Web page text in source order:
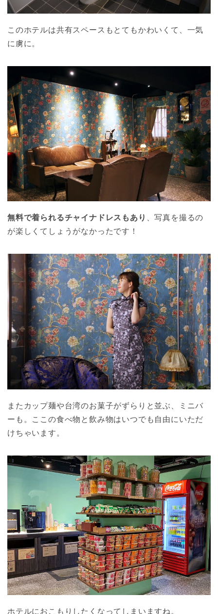
このホテルは共有スペースもとてもかわいくて、一気
に虜に。
無料で着られるチャイナドレスもあり
、写真を撮るの
が楽しくてしょうがなかったです！
またカップ麺や台湾のお菓子がずらりと並ぶ、ミニバ
ーも。ここの食べ物と飲み物はいつでも自由にいただ
けちゃいます。
ホテルにおこもりしたくなってしまいますね。